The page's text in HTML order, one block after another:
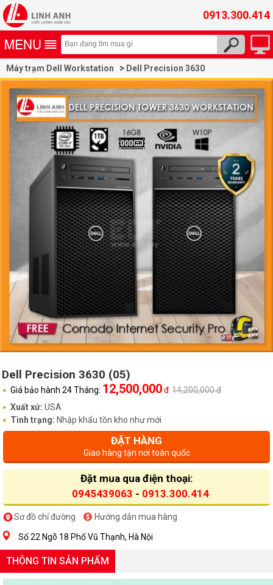
0913.300.414
Máy trạm Dell Workstation Dell Precision 3630
Dell Precision 3630 (05)
Giá bảo hành 24 Tháng: 12,500,000đ 14,200,000 đ
Xuất xứ: USA
Tình trạng: Nhập khẩu tồn kho như mới
ĐẶT HÀNG
Giao hàng tận nơi toàn quốc
Đặt mua qua điện thoại:
0945439063 - 0913.300.414
Sơ đồ chỉ đường Hướng dẫn mua hàng
Số 22 Ngõ 18 Phố Vũ Thạnh, Hà Nội
THÔNG TIN SẢN PHẨM